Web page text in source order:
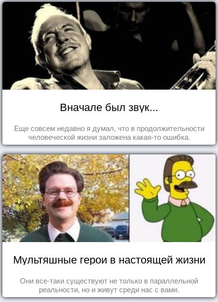
Вначале был звук...
Еще совсем недавно я думал, что в продолжительности
человеческой жизни заложена какая-то ошибка.
Мультяшные герои в настоящей жизни
Они все-таки существуют не только в параллельной
реальности, но и живут среди нас с вами.